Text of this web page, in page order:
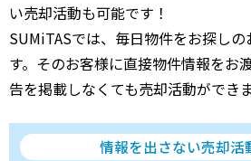
い売却活動も可能です！
SUMiTASでは、毎日物件をお探し
す。そのお客様に直接物件情報をお
告を掲載しなくても売却活動ができ
情報を出さない売却活